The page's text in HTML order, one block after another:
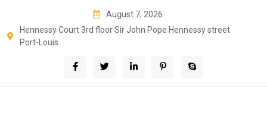
content
August 7, 2026
Hennessy Court 3rd floor Sir John Pope Hennessy street
Port-Louis